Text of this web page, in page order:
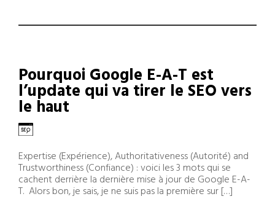
Pourquoi Google E-A-T est
l’update qui va tirer le SEO vers
le haut
Expertise (Expérience), Authoritativeness (Autorité) and
Trustworthiness (Confiance) : voici les 3 mots qui se
cachent derrière la dernière mise à jour de Google E-A-
T. Alors bon, je sais, je ne suis pas la première sur […]